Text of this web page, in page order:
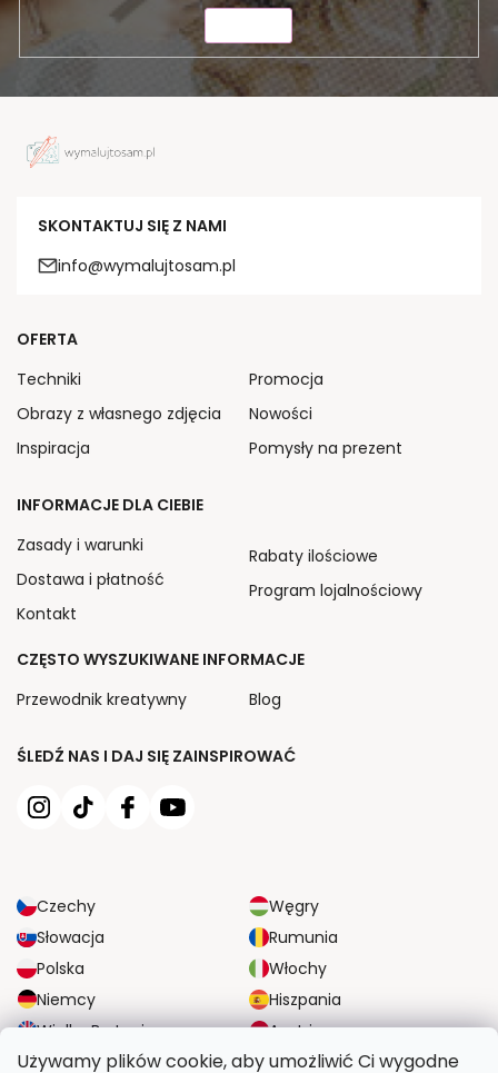
Używamy plików cookie, aby umożliwić Ci wygodne
SKONTAKTUJ SIĘ Z NAMI
info@wymalujtosam.pl
ŚLEDŹ NAS I DAJ SIĘ ZAINSPIROWAĆ
Czechy
Węgry
Słowacja
Rumunia
Polska
Włochy
Niemcy
Hiszpania
Wielka Brytania
Austria
OFERTA
Techniki
Obrazy z własnego zdjęcia
Inspiracja
Promocja
Nowości
Pomysły na prezent
INFORMACJE DLA CIEBIE
Zasady i warunki
Dostawa i płatność
Kontakt
Rabaty ilościowe
Program lojalnościowy
CZĘSTO WYSZUKIWANE INFORMACJE
Przewodnik kreatywny
Blog